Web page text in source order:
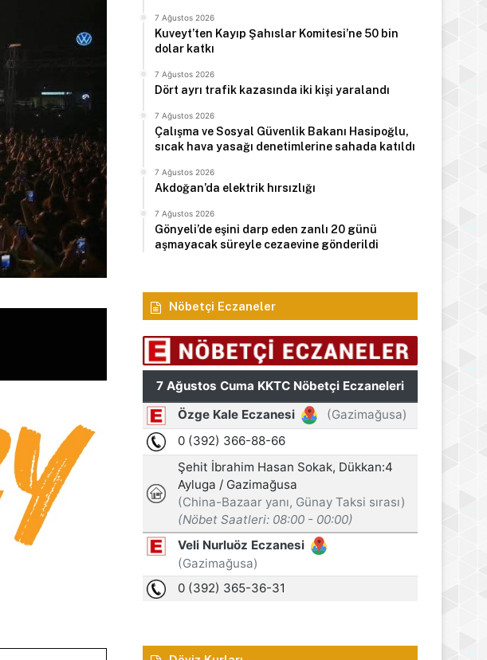
7 Ağustos 2026
Kuveyt’ten Kayıp Şahıslar Komitesi’ne 50 bin
dolar katkı
7 Ağustos 2026
Dört ayrı trafik kazasında iki kişi yaralandı
7 Ağustos 2026
Çalışma ve Sosyal Güvenlik Bakanı Hasipoğlu,
sıcak hava yasağı denetimlerine sahada katıldı
7 Ağustos 2026
Akdoğan’da elektrik hırsızlığı
7 Ağustos 2026
Gönyeli’de eşini darp eden zanlı 20 günü
aşmayacak süreyle cezaevine gönderildi
Nöbetçi Eczaneler